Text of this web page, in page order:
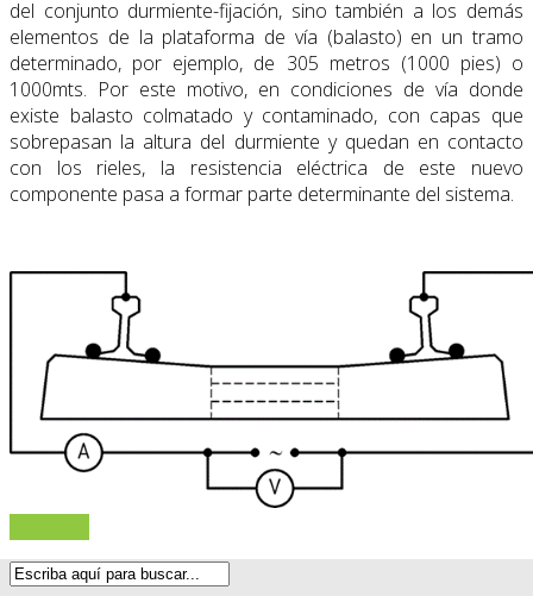
del conjunto durmiente-fijación, sino también a los demás
elementos de la plataforma de vía (balasto) en un tramo
determinado, por ejemplo, de 305 metros (1000 pies) o
1000mts. Por este motivo, en condiciones de vía donde
existe balasto colmatado y contaminado, con capas que
sobrepasan la altura del durmiente y quedan en contacto
con los rieles, la resistencia eléctrica de este nuevo
componente pasa a formar parte determinante del sistema.